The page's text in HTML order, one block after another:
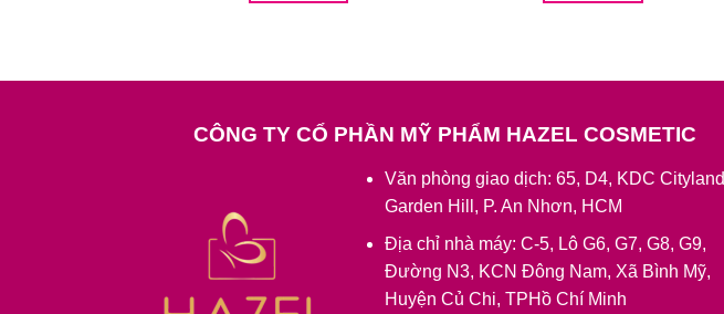
CÔNG TY CỔ PHẦN MỸ PHẨM HAZEL COSMETIC
Văn phòng giao dịch: 65, D4, KDC Cityland
Garden Hill, P. An Nhơn, HCM
Địa chỉ nhà máy: C-5, Lô G6, G7, G8, G9,
Đường N3, KCN Đông Nam, Xã Bình Mỹ,
Huyện Củ Chi, TPHồ Chí Minh